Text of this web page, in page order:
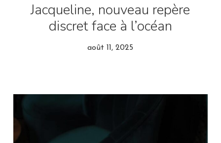
Jacqueline, nouveau repère
discret face à l’océan
août 11, 2025